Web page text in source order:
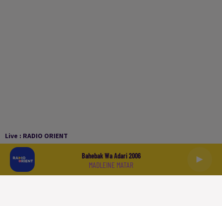
Live : RADIO ORIENT
Bahebak Wa Adari 2006
MADLEINE MATAR